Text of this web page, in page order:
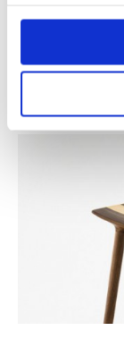
Claesson
Inlagt den20